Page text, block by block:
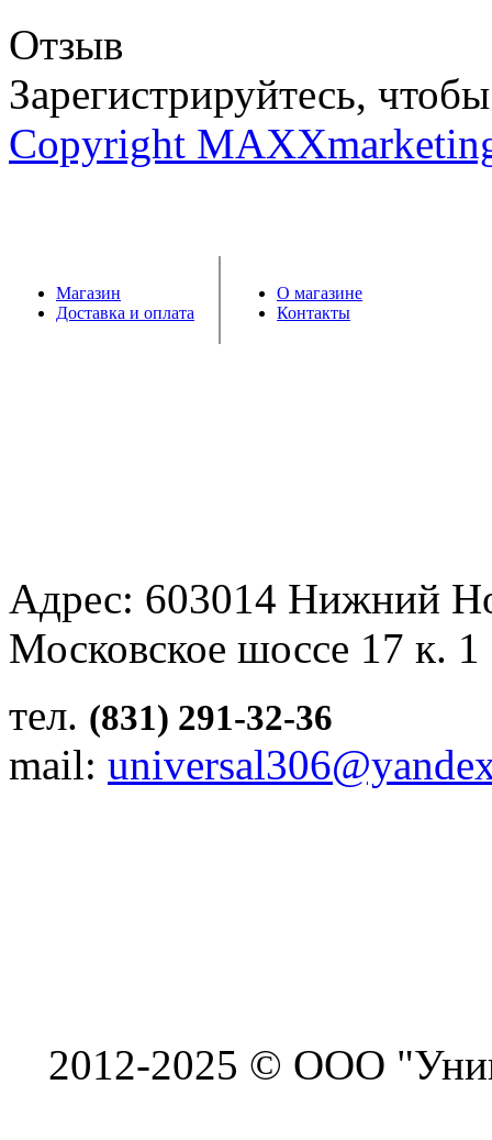
Отзыв
Зарегистрируйтесь,
Copyright
Магазин
Доставка и оплата
О магазине
Контакты
Адрес: 603014 Нижний
Московское шоссе 17 к.
тел. (831) 291-32-36
mail:
2012-2025 © ООО